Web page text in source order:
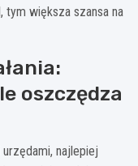
większa szansa na
oszczędza
najlepiej